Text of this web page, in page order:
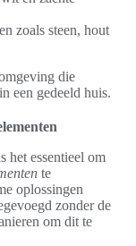
zoals steen, hout
die
een gedeeld huis.
het essentieel om
te
oplossingen
zonder de
om dit te